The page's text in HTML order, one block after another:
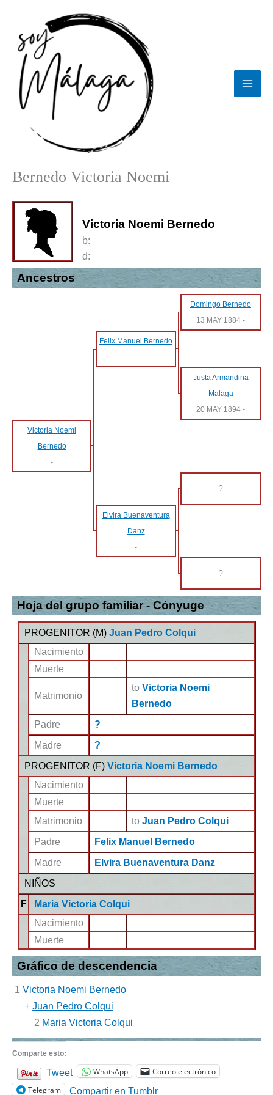
contenido
Bernedo Victoria Noemi
Victoria Noemi Bernedo
b:
d:
Ancestros
Domingo Bernedo
13 MAY 1884 -
Felix Manuel Bernedo
-
Justa Armandina
Malaga
20 MAY 1894 -
Victoria Noemi
Bernedo
-
?
Elvira Buenaventura
Danz
-
?
Hoja del grupo familiar - Cónyuge
PROGENITOR (M) Juan Pedro Colqui
Nacimiento
Muerte
Matrimonio
to Victoria Noemi
Bernedo
Padre
?
Madre
?
PROGENITOR (F) Victoria Noemi Bernedo
Nacimiento
Muerte
Matrimonio
to Juan Pedro Colqui
Padre
Felix Manuel Bernedo
Madre
Elvira Buenaventura Danz
NIÑOS
F
Maria Victoria Colqui
Nacimiento
Muerte
Gráfico de descendencia
1 Victoria Noemi Bernedo
+ Juan Pedro Colqui
2 Maria Victoria Colqui
Comparte esto:
Tweet WhatsApp
Correo electrónico
Telegram
Compartir en Tumblr